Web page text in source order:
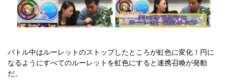
バトル中はルーレットのストップしたところが虹色に変化！円に
なるようにすべてのルーレットを虹色にすると連携召喚が発動
だ。